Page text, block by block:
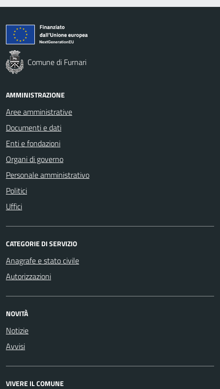
Comune di Furnari
AMMINISTRAZIONE
Aree amministrative
Documenti e dati
Enti e fondazioni
Organi di governo
Personale amministrativo
Politici
Uffici
CATEGORIE DI SERVIZIO
Anagrafe e stato civile
Autorizzazioni
NOVITÀ
Notizie
Avvisi
VIVERE IL COMUNE